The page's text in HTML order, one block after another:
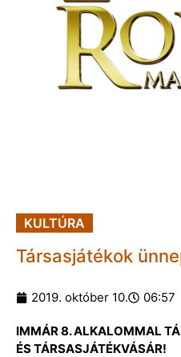
KULTÚRA
Társasjátékok
2019. október 10. 06:57
IMMÁR 8. ALKALOMMAL
ÉS TÁRSASJÁTÉKVÁSÁR!